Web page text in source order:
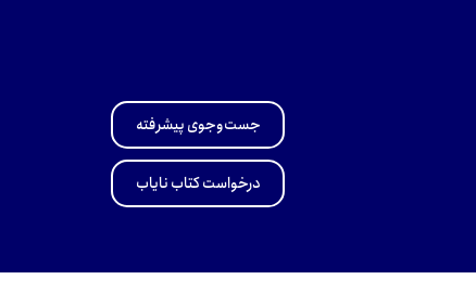
جست‌وجوی پیشرفته
درخواست کتاب نایاب